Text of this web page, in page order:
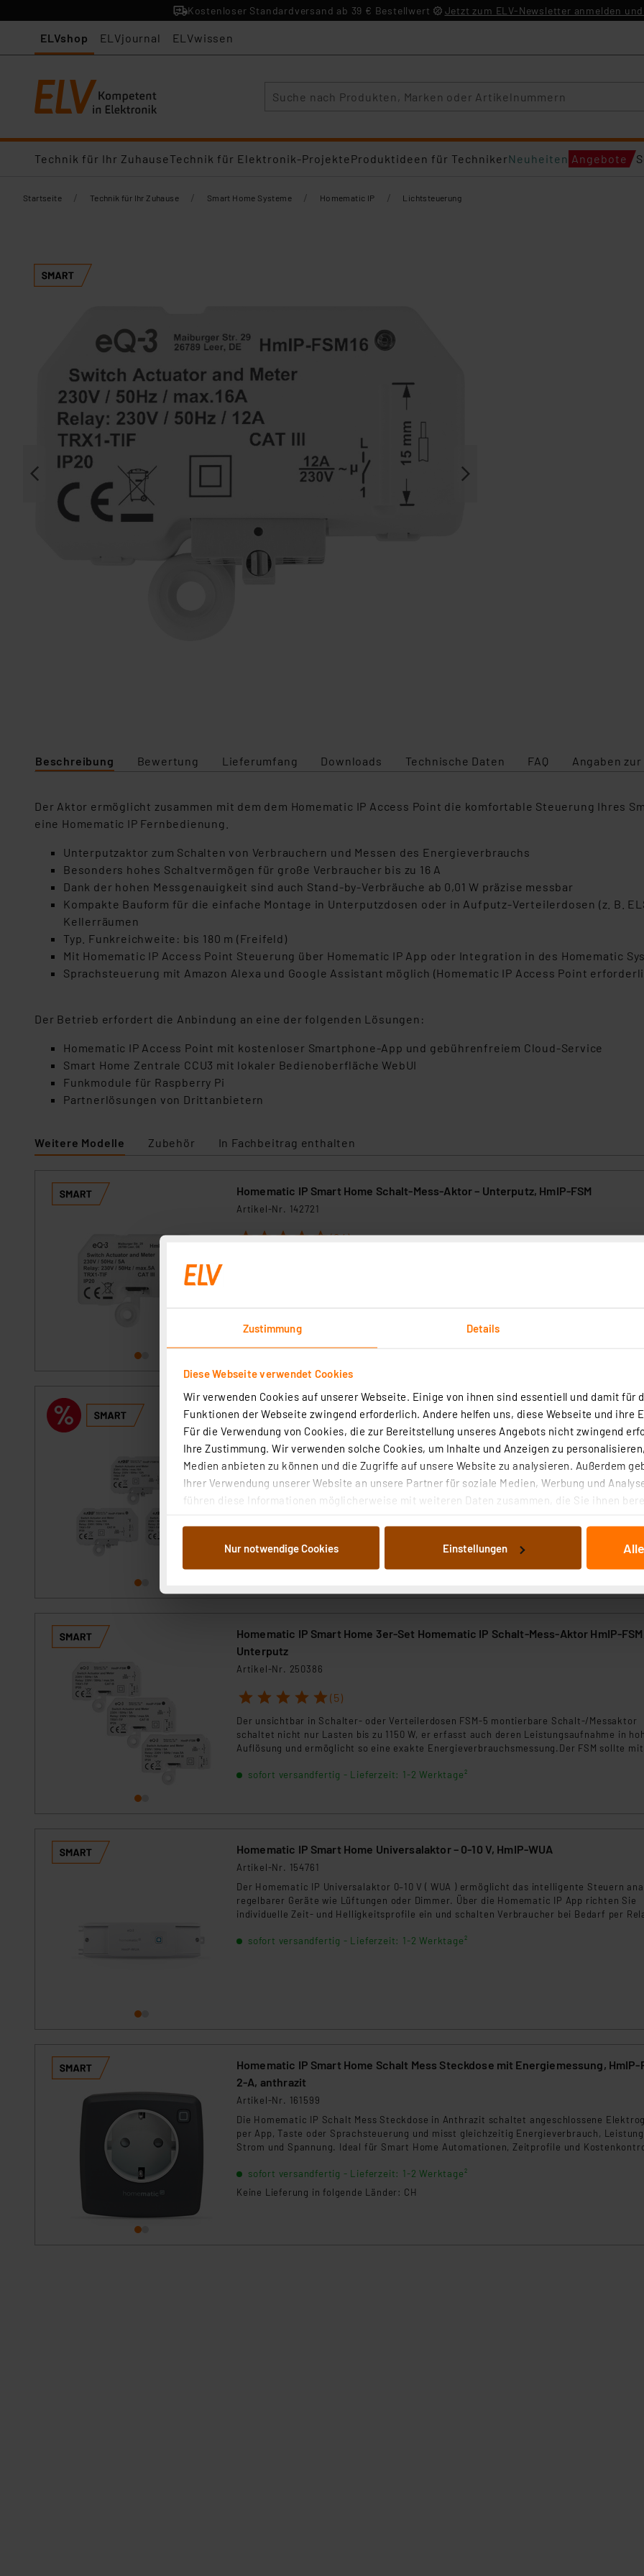
Zustimmung Details
Diese Webseite verwendet Cookies
Wir verwenden Cookies auf unserer Webseite. Einige von ihnen sind essentiell und damit für
Funktionen der Webseite zwingend erforderlich. Andere helfen uns, diese Webseite und ihre
Für die Verwendung von Cookies, die zur Bereitstellung unseres Angebots nicht zwingend
Ihre Zustimmung. Wir verwenden solche Cookies, um Inhalte und Anzeigen zu
Medien anbieten zu können und die Zugriffe auf unsere Website zu analysieren. Außerdem
Ihrer Verwendung unserer Website an unsere Partner für soziale Medien, Werbung und
führen diese Informationen möglicherweise mit weiteren Daten zusammen, die Sie ihnen
Weiterverarbeitung für die nachfolgend dargestellten bzw. die von Ihnen ausgewählten
Abs.1a DSG-VO) zu. Eine detaillierte Auflistung der einzelnen Cookies nach Zweck und
Auswertung und Analyse bis zum Zeitpunkt des Widerrufs bleibt hiervon unberührt. Ihre
dazu führen, dass die Einstellungen nicht längerfristig gespeichert werden und dieses
„Einige Drittanbieter verarbeiten personenbezogene Daten in den USA. Ihre Einwilligung zur
dieser Drittanbieter umfasst daher ggf. auch die Verarbeitung Ihrer Daten in den USA gemäß
Nähere Infos zu diesen Drittanbietern und zu der jeweiligen Datenübermittlung erhalten Sie
Für die USA besteht kein Angemessenheitsbeschluss der EU. Dies bedeutet, dass die USA
Datenschutz nach EU-Standards eingestuft wird. So besteht etwa das Risiko, dass US-
Daten in Überwachungsprogrammen verarbeiten, ohne dass hiergegen Klagemöglichkeiten
Impressum Datenschutzerklärung
Nur notwendige Cookies Einstellungen
Kostenloser Standardversand ab 39 € Bestellwert Jetzt zum ELV-Newsletter anmelden
ELVshop ELVjournal ELVwissen
Technik für Ihr ZuhauseTechnik für Elektronik-ProjekteProduktideen für TechnikerNeuheiten Angebote
Startseite / Technik für Ihr Zuhause / Smart Home Systeme / Homematic IP / Lichtsteuerung
Beschreibung Bewertung Lieferumfang Downloads Technische Daten FAQ Angaben
Der Aktor ermöglicht zusammen mit dem dem Homematic IP Access Point die komfortable Steuerung Ihres
eine Homematic IP Fernbedienung.
Unterputzaktor zum Schalten von Verbrauchern und Messen des Energieverbrauchs
Besonders hohes Schaltvermögen für große Verbraucher bis zu 16 A
Dank der hohen Messgenauigkeit sind auch Stand-by-Verbräuche ab 0,01 W präzise messbar
Kompakte Bauform für die einfache Montage in Unterputzdosen oder in Aufputz-Verteilerdosen (z. B.
Kellerräumen
Typ. Funkreichweite: bis 180 m (Freifeld)
Mit Homematic IP Access Point Steuerung über Homematic IP App oder Integration in des Homematic
Sprachsteuerung mit Amazon Alexa und Google Assistant möglich (Homematic IP Access Point
Der Betrieb erfordert die Anbindung an eine der folgenden Lösungen:
Homematic IP Access Point mit kostenloser Smartphone-App und gebührenfreiem Cloud-Service
Smart Home Zentrale CCU3 mit lokaler Bedienoberfläche WebUI
Funkmodule für Raspberry Pi
Partnerlösungen von Drittanbietern
Weitere Modelle Zubehör In Fachbeitrag enthalten
Homematic IP Smart Home Schalt-Mess-Aktor – Unterputz, HmIP-FSM
Artikel-Nr. 142721
1 2 3 4 5 (24)
Homematic IP Smart Home 3er-Set Schalt-Mess-Aktor, 16 A, Unterputz
1 2 3 4 5 (10)
Energieverbrauchs der angeschlossenen Verbraucher.
Homematic IP Smart Home 3er-Set Homematic IP Schalt-Mess-Aktor HmIP-
Unterputz
Artikel-Nr. 250386
1 2 3 4 5 (5)
Der unsichtbar in Schalter- oder Verteilerdosen FSM-5 montierbare Schalt-/Messaktor
schaltet nicht nur Lasten bis zu 1150 W, er erfasst auch deren Leistungsaufnahme in
Auflösung und ermöglicht so eine exakte Energieverbrauchsmessung.Der FSM sollte mit
sofort versandfertig - Lieferzeit: 1-2 Werktage²
Homematic IP Smart Home Universalaktor – 0-10 V, HmIP-WUA
Artikel-Nr. 154761
Der Homematic IP Universalaktor 0–10 V ( WUA ) ermöglicht das intelligente Steuern
regelbarer Geräte wie Lüftungen oder Dimmer. Über die Homematic IP App richten Sie
individuelle Zeit- und Helligkeitsprofile ein und schalten Verbraucher bei Bedarf per
Zwischendecke.
sofort versandfertig - Lieferzeit: 1-2 Werktage²
Homematic IP Smart Home Schalt Mess Steckdose mit Energiemessung, HmIP-
2-A, anthrazit
Artikel-Nr. 161599
Die Homematic IP Schalt Mess Steckdose in Anthrazit schaltet angeschlossene
per App, Taste oder Sprachsteuerung und misst gleichzeitig Energieverbrauch,
Strom und Spannung. Ideal für Smart Home Automationen, Zeitprofile und
sofort versandfertig - Lieferzeit: 1-2 Werktage²
Keine Lieferung in folgende Länder: CH